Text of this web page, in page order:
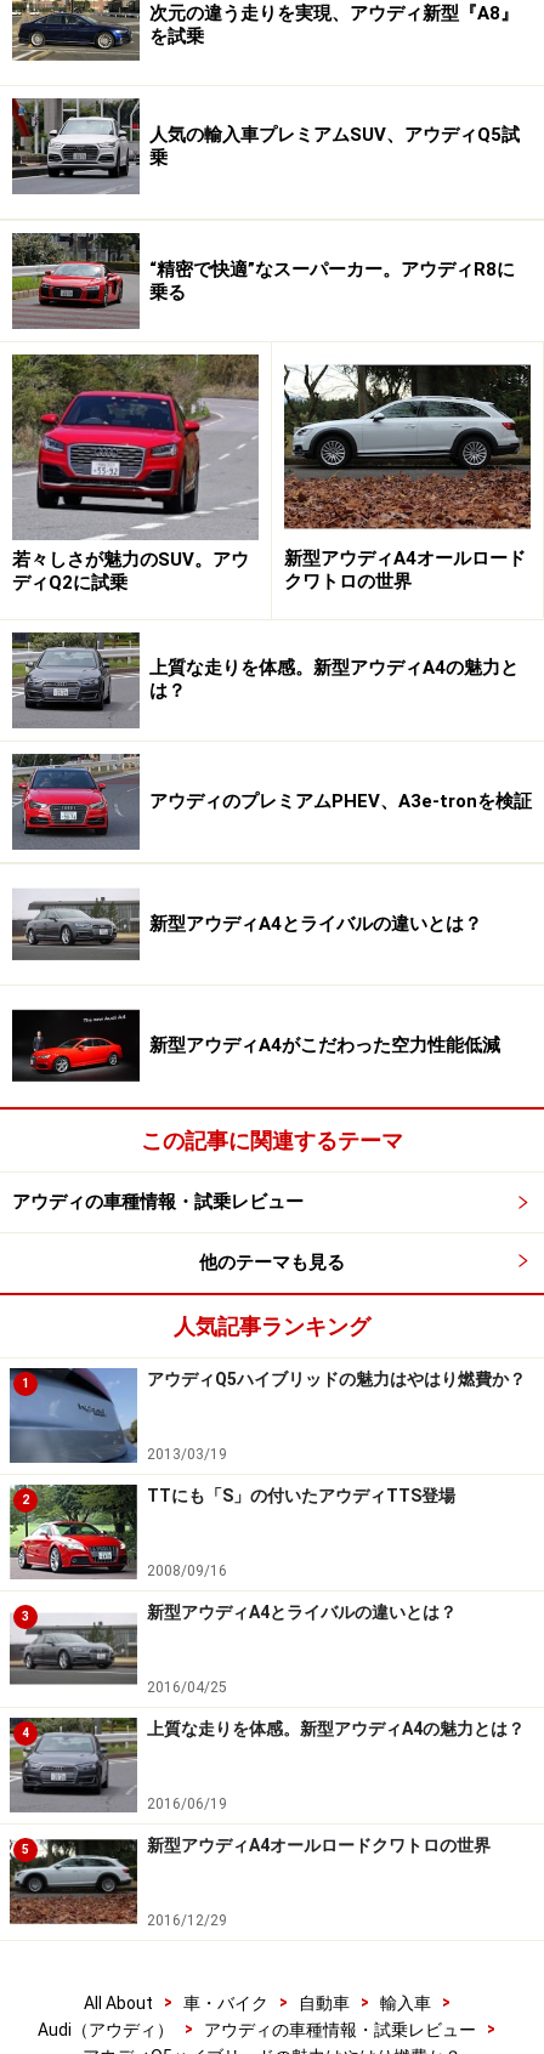
少なかった。
そこからアクセルペダルを踏み込むと、すぐにエンジン
が掛かる。バッテリーが残っていれば、スイッチオンで
EVモードに変わるがかなり慎重に踏まないとエンジンが
目覚めてしまうが、クリープ走行や早朝の住宅街を静か
に抜け出すには十分だ。ただ、エンジン音も静かだから
メーターパネルの左側にある小さなバッテリー残量計を
見ていると、少し渋滞していたり発進・加速を繰り返し
たりするとあっという間に残量が減ってしまう。逆に、
減速時などで回生される速度も速く、あっという間に半
分くらいまでは電気が蓄えられるのが面白い。
※記事内容は執筆時点のものです。最新の内容をご確認くださ
い。
次のページへ
次元の違う走りを実現、アウディ新型『A8』
を試乗
人気の輸入車プレミアムSUV、アウディQ5試
乗
“精密で快適”なスーパーカー。アウディR8に
乗る
若々しさが魅力のSUV。アウ
ディQ2に試乗
新型アウディA4オールロード
クワトロの世界
上質な走りを体感。新型アウディA4の魅力と
は？
アウディのプレミアムPHEV、A3e-tronを検証
新型アウディA4とライバルの違いとは？
新型アウディA4がこだわった空力性能低減
この記事に関連するテーマ
アウディの車種情報・試乗レビュー
他のテーマも見る
人気記事ランキング
1 アウディQ5ハイブリッドの魅力はやはり燃費か？
2013/03/19
2 TTにも「S」の付いたアウディTTS登場
2008/09/16
3 新型アウディA4とライバルの違いとは？
2016/04/25
4 上質な走りを体感。新型アウディA4の魅力とは？
2016/06/19
5 新型アウディA4オールロードクワトロの世界
2016/12/29
All About > 車・バイク > 自動車 > 輸入車
>
Audi（アウディ）
> アウディの車種情報・試乗レビュー
>